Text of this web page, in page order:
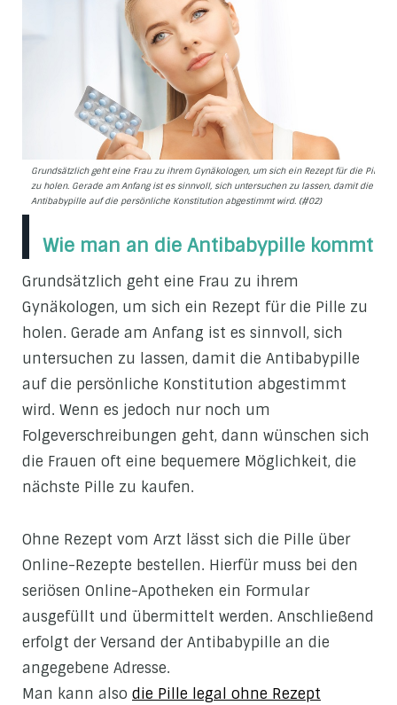
Grundsätzlich geht eine Frau zu ihrem Gynäkologen, um sich ein Rezept für die Pille
zu holen. Gerade am Anfang ist es sinnvoll, sich untersuchen zu lassen, damit die
Antibabypille auf die persönliche Konstitution abgestimmt wird. (#02)
Wie man an die Antibabypille kommt
Grundsätzlich geht eine Frau zu ihrem
Gynäkologen, um sich ein Rezept für die Pille zu
holen. Gerade am Anfang ist es sinnvoll, sich
untersuchen zu lassen, damit die Antibabypille
auf die persönliche Konstitution abgestimmt
wird. Wenn es jedoch nur noch um
Folgeverschreibungen geht, dann wünschen sich
die Frauen oft eine bequemere Möglichkeit, die
nächste Pille zu kaufen.
Ohne Rezept vom Arzt lässt sich die Pille über
Online-Rezepte bestellen. Hierfür muss bei den
seriösen Online-Apotheken ein Formular
ausgefüllt und übermittelt werden. Anschließend
erfolgt der Versand der Antibabypille an die
angegebene Adresse.
Man kann also die Pille legal ohne Rezept